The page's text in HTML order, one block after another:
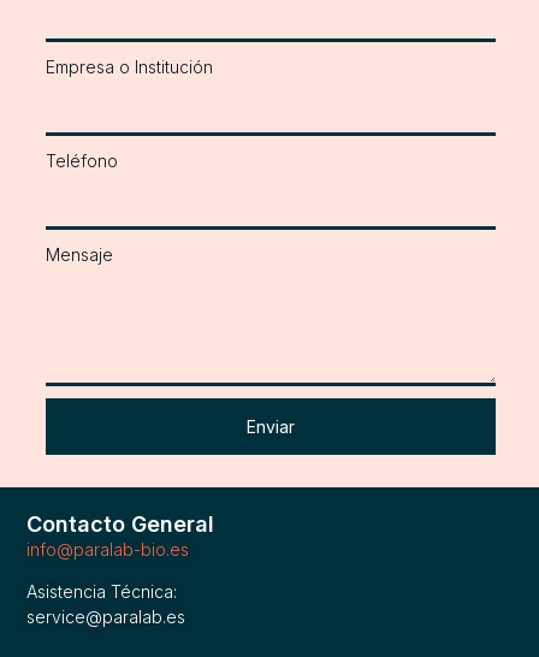
Empresa o Institución
Teléfono
Mensaje
Enviar
Contacto General
info@paralab-bio.es
Asistencia Técnica:
service@paralab.es